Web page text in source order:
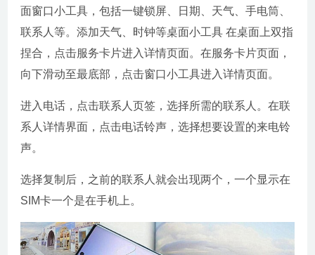
面窗口小工具，包括一键锁屏、日期、天气、手电筒、
联系人等。添加天气、时钟等桌面小工具 在桌面上双指
捏合，点击服务卡片进入详情页面。在服务卡片页面，
向下滑动至最底部，点击窗口小工具进入详情页面。
进入电话，点击联系人页签，选择所需的联系人。在联
系人详情界面，点击电话铃声，选择想要设置的来电铃
声。
选择复制后，之前的联系人就会出现两个，一个显示在
SIM卡一个是在手机上。